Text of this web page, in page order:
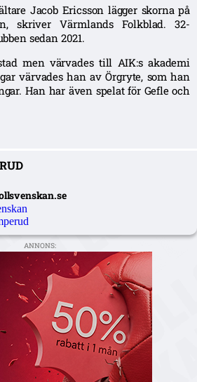
Jacob Ericsson lägger skorna på
skriver Värmlands Folkblad. 32-
sedan 2021.
men värvades till AIK:s akademi
värvades han av Örgryte, som han
Han har även spelat för Gefle och
ANNONS: